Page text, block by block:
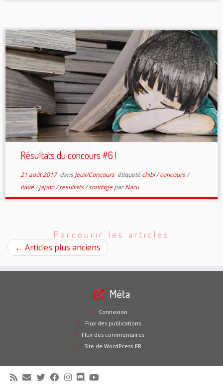
Résultats du concours #6 !
21 août 2017dansJeux/Concours étiqueté chibi/concours/
italie/japon/resultats/sondageparNaru
Parcourir les articles
← Articles plus anciens
Méta
Connexion
Flux des publications
Flux des commentaires
Site de WordPress-FR